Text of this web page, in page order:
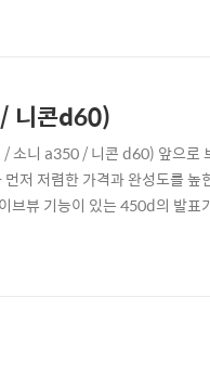
니콘d60)
니 a350 / 니콘 d60) 앞으로
저 저렴한 가격과 완성도를 높
브뷰 기능이 있는 450d의 발표
과 k20d를 내놓기도 하여 그야